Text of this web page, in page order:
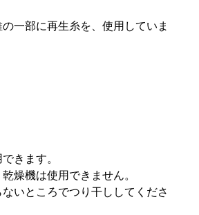
一部に再生糸を、使用していま
きます。
燥機は使用できません。
いところでつり干ししてくださ